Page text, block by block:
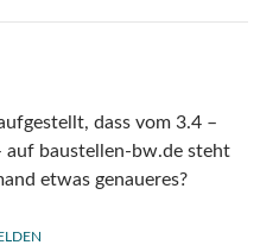
dass vom 3.4 –
auf baustellen-bw.de steht
etwas genaueres?